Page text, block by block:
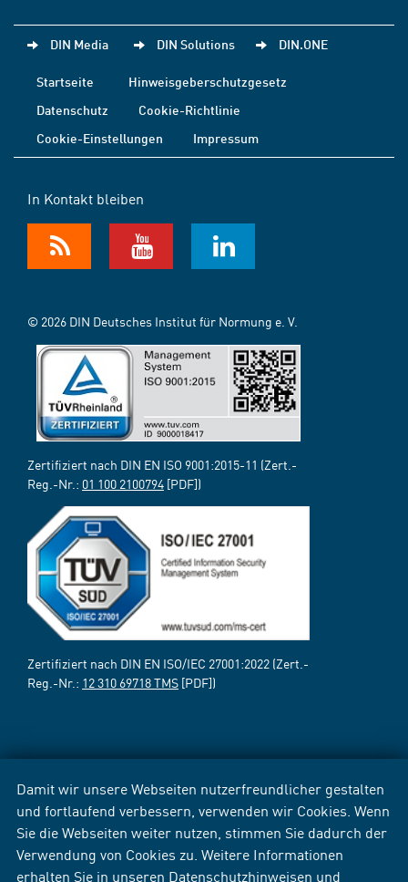
Damit wir unsere Webseiten nutzerfreundlicher gestalten
und fortlaufend verbessern, verwenden wir Cookies. Wenn
Sie die Webseiten weiter nutzen, stimmen Sie dadurch der
Verwendung von Cookies zu. Weitere Informationen
erhalten Sie in unseren Datenschutzhinweisen und
DIN Media DIN Solutions DIN.ONE
Startseite
Hinweisgeberschutzgesetz
Datenschutz
Cookie-Richtlinie
Cookie-Einstellungen
Impressum
In Kontakt bleiben
© 2026 DIN Deutsches Institut für Normung e. V.
Zertifiziert nach DIN EN ISO 9001:2015-11 (Zert.-
Reg.-Nr.: 01 100 2100794 [PDF])
Zertifiziert nach DIN EN ISO/IEC 27001:2022 (Zert.-
Reg.-Nr.: 12 310 69718 TMS [PDF])